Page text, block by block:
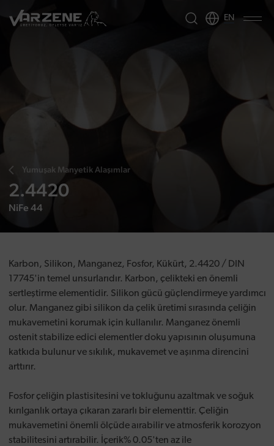
EN
Yumuşak Manyetik Alaşımlar
2.4420
NiFe 44
Karbon, Silikon, Manganez, Fosfor, Kükürt, 2.4420 / DIN
17745'in temel unsurlarıdır. Karbon, çelikteki en önemli
sertleştirme elementidir. Silikon gücü güçlendirmeye yardımcı
olur. Manganez gibi silikon da çelik üretimi sırasında çeliğin
mukavemetini korumak için kullanılır. Manganez önemli
ostenit stabilize edici elementler doku yapısının oluşumuna
katkıda bulunur ve sıkılık, mukavemet ve aşınma direncini
arttırır.
Fosfor çeliğin plastisitesini ve tokluğunu azaltmak ve soğuk
kırılganlık ortaya çıkaran zararlı bir elementtir. Çeliğin
mukavemetini önemli ölçüde aırabilir ve atmosferik korozyon
stabilitesini artırabilir. İçerik% 0.05'ten az ile